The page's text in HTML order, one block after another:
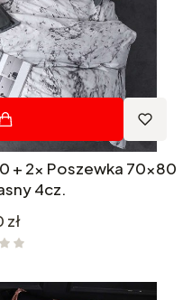
+ 2x Poszewka 70x80
4cz.
zł